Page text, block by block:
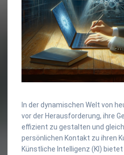
In der dynamischen Welt von
vor der Herausforderung, ihre
effizient zu gestalten und
persönlichen Kontakt zu ihren
Künstliche Intelligenz (KI)